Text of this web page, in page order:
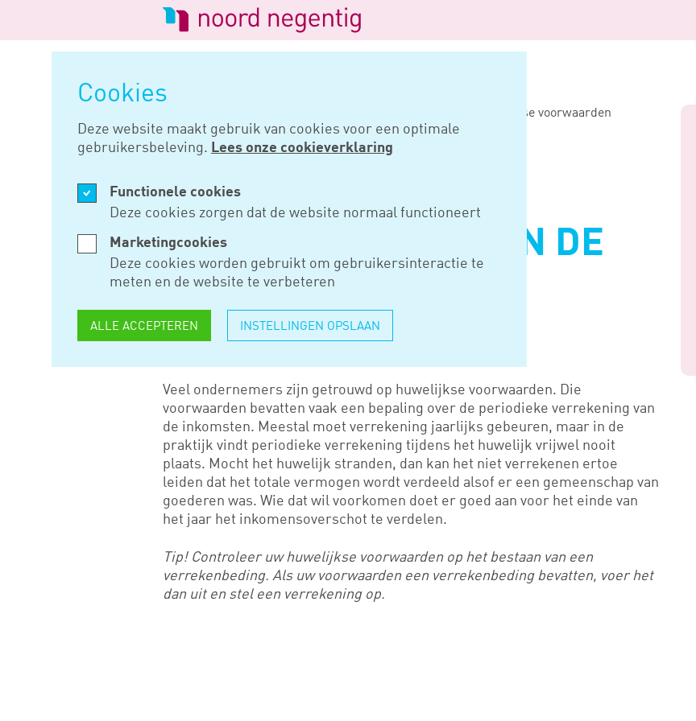
Cookies
Deze website maakt gebruik van cookies voor een optimale
gebruikersbeleving. Lees onze cookieverklaring
Functionele cookies
Deze cookies zorgen dat de website normaal functioneert
Marketingcookies
Deze cookies worden gebruikt om gebruikersinteractie te
meten en de website te verbeteren
ALLE ACCEPTEREN INSTELLINGEN OPSLAAN
Logo
van
Noord
Negentig
Denk aan het verrekenbeding in de huwelijkse voorwaarden
NOV 09, 2015
DENK AAN HET
VERREKENBEDING IN DE
HUWELIJKSE
VOORWAARDEN
Veel ondernemers zijn getrouwd op huwelijkse voorwaarden. Die
voorwaarden bevatten vaak een bepaling over de periodieke verrekening van
de inkomsten. Meestal moet verrekening jaarlijks gebeuren, maar in de
praktijk vindt periodieke verrekening tijdens het huwelijk vrijwel nooit
plaats. Mocht het huwelijk stranden, dan kan het niet verrekenen ertoe
leiden dat het totale vermogen wordt verdeeld alsof er een gemeenschap van
goederen was. Wie dat wil voorkomen doet er goed aan voor het einde van
het jaar het inkomensoverschot te verdelen.
Tip! Controleer uw huwelijkse voorwaarden op het bestaan van een
verrekenbeding. Als uw voorwaarden een verrekenbeding bevatten, voer het
dan uit en stel een verrekening op.